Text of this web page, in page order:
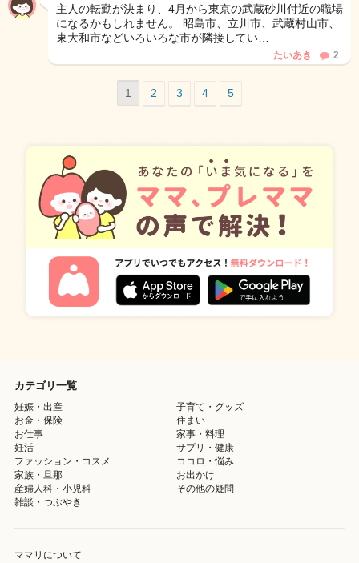
主人の転勤が決まり、4月から東京の武蔵砂川付近の職場
になるかもしれません。 昭島市、立川市、武蔵村山市、
東大和市などいろいろな市が隣接してい…
たいあき 2
1 2 3 4 5
カテゴリ一覧
妊娠・出産
子育て・グッズ
お金・保険
住まい
お仕事
家事・料理
妊活
サプリ・健康
ファッション・コスメ
ココロ・悩み
家族・旦那
お出かけ
産婦人科・小児科
その他の疑問
雑談・つぶやき
ママリについて